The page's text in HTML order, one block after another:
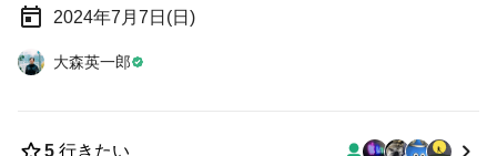
2024年7月7日(日)
大森英一郎
5 行きたい